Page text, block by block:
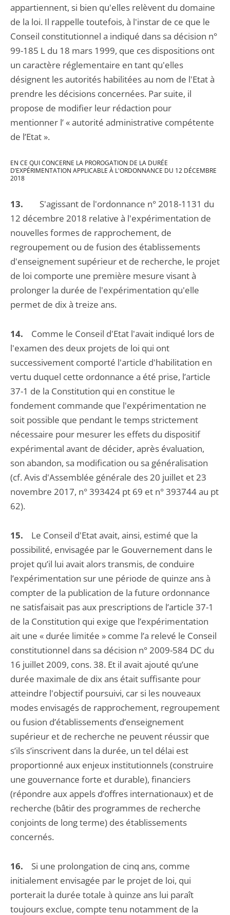
appartiennent, si bien qu'elles relèvent du domaine
de la loi. Il rappelle toutefois, à l'instar de ce que le
Conseil constitutionnel a indiqué dans sa décision n°
99-185 L du 18 mars 1999, que ces dispositions ont
un caractère réglementaire en tant qu'elles
désignent les autorités habilitées au nom de l'Etat à
prendre les décisions concernées. Par suite, il
propose de modifier leur rédaction pour
mentionner l’ « autorité administrative compétente
de l’Etat ».
EN CE QUI CONCERNE LA PROROGATION DE LA DURÉE
D’EXPÉRIMENTATION APPLICABLE À L'ORDONNANCE DU 12 DÉCEMBRE
2018
13. S'agissant de l'ordonnance n° 2018-1131 du
12 décembre 2018 relative à l'expérimentation de
nouvelles formes de rapprochement, de
regroupement ou de fusion des établissements
d'enseignement supérieur et de recherche, le projet
de loi comporte une première mesure visant à
prolonger la durée de l'expérimentation qu'elle
permet de dix à treize ans.
14. Comme le Conseil d'Etat l'avait indiqué lors de
l'examen des deux projets de loi qui ont
successivement comporté l'article d'habilitation en
vertu duquel cette ordonnance a été prise, l’article
37-1 de la Constitution qui en constitue le
fondement commande que l'expérimentation ne
soit possible que pendant le temps strictement
nécessaire pour mesurer les effets du dispositif
expérimental avant de décider, après évaluation,
son abandon, sa modification ou sa généralisation
(cf. Avis d'Assemblée générale des 20 juillet et 23
novembre 2017, n° 393424 pt 69 et n° 393744 au pt
62).
15. Le Conseil d'Etat avait, ainsi, estimé que la
possibilité, envisagée par le Gouvernement dans le
projet qu’il lui avait alors transmis, de conduire
l’expérimentation sur une période de quinze ans à
compter de la publication de la future ordonnance
ne satisfaisait pas aux prescriptions de l’article 37-1
de la Constitution qui exige que l’expérimentation
ait une « durée limitée » comme l’a relevé le Conseil
constitutionnel dans sa décision n° 2009-584 DC du
16 juillet 2009, cons. 38. Et il avait ajouté qu’une
durée maximale de dix ans était suffisante pour
atteindre l'objectif poursuivi, car si les nouveaux
modes envisagés de rapprochement, regroupement
ou fusion d’établissements d’enseignement
supérieur et de recherche ne peuvent réussir que
s’ils s’inscrivent dans la durée, un tel délai est
proportionné aux enjeux institutionnels (construire
une gouvernance forte et durable), financiers
(répondre aux appels d’offres internationaux) et de
recherche (bâtir des programmes de recherche
conjoints de long terme) des établissements
concernés.
16. Si une prolongation de cinq ans, comme
initialement envisagée par le projet de loi, qui
porterait la durée totale à quinze ans lui paraît
toujours exclue, compte tenu notamment de la